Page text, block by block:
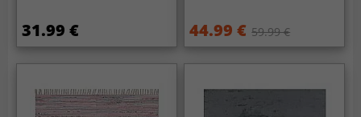
31.99 € 44.99 € 59.99 €